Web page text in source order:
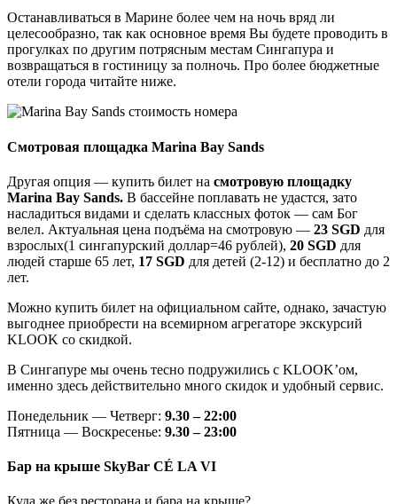
Останавливаться в Марине более чем на ночь вряд ли
целесообразно, так как основное время Вы будете проводить в
прогулках по другим потрясным местам Сингапура и
возвращаться в гостиницу за полночь. Про более бюджетные
отели города читайте ниже.
Смотровая площадка Marina Bay Sands
Другая опция — купить билет на смотровую площадку
Marina Bay Sands. В бассейне поплавать не удастся, зато
насладиться видами и сделать классных фоток — сам Бог
велел. Актуальная цена подъёма на смотровую — 23 SGD для
взрослых(1 сингапурский доллар=46 рублей), 20 SGD для
людей старше 65 лет, 17 SGD для детей (2-12) и бесплатно до 2
лет.
Можно купить билет на официальном сайте, однако, зачастую
выгоднее приобрести на всемирном агрегаторе экскурсий
KLOOK со скидкой.
В Сингапуре мы очень тесно подружились с KLOOK’ом,
именно здесь действительно много скидок и удобный сервис.
Понедельник — Четверг: 9.30 – 22:00
Пятница — Воскресенье: 9.30 – 23:00
Бар на крыше SkyBar CÉ LA VI